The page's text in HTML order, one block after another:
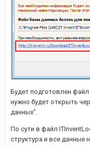
Будет подготовлен
нужно будет открыть
данных".
По сути в файл
структура и все данные